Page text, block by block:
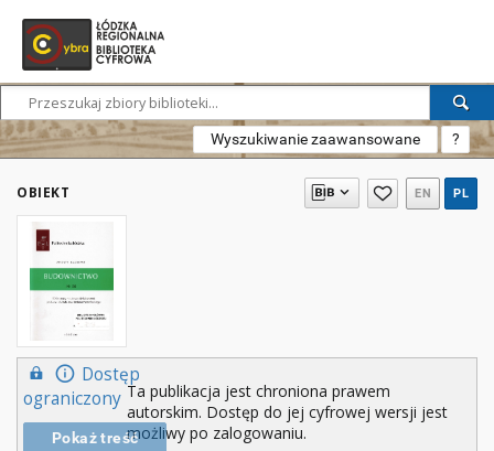
Wyszukiwanie zaawansowane ?
OBIEKT EN PL
Dostęp
ograniczony
Pokaż treść
Ta publikacja jest chroniona prawem
autorskim. Dostęp do jej cyfrowej wersji jest
możliwy po zalogowaniu.